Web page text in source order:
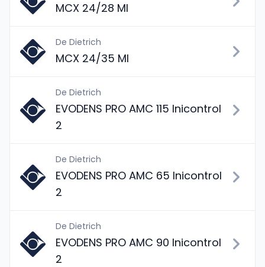
MCX 24/28 MI
De Dietrich
MCX 24/35 MI
De Dietrich
EVODENS PRO AMC 115 Inicontrol
2
De Dietrich
EVODENS PRO AMC 65 Inicontrol
2
De Dietrich
EVODENS PRO AMC 90 Inicontrol
2